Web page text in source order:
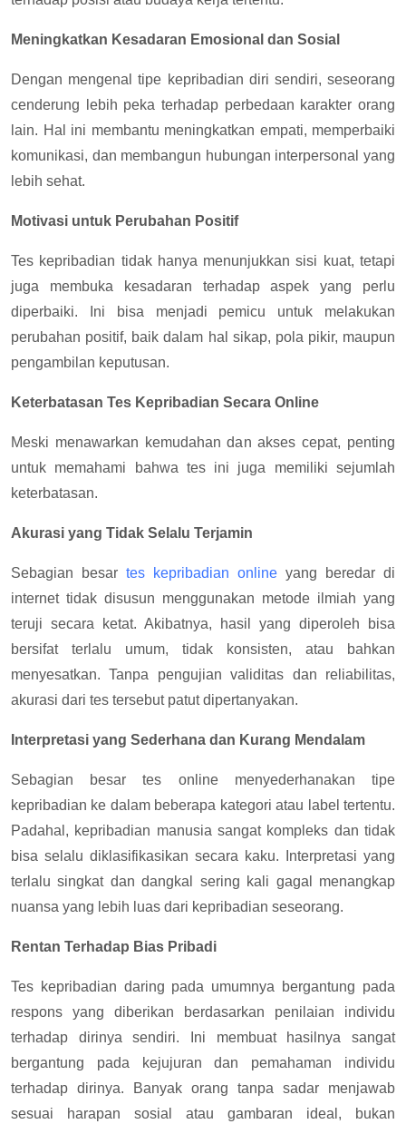
Meningkatkan Kesadaran Emosional dan Sosial
Dengan mengenal tipe kepribadian diri sendiri, seseorang
cenderung lebih peka terhadap perbedaan karakter orang
lain. Hal ini membantu meningkatkan empati, memperbaiki
komunikasi, dan membangun hubungan interpersonal yang
lebih sehat.
Motivasi untuk Perubahan Positif
Tes kepribadian tidak hanya menunjukkan sisi kuat, tetapi
juga membuka kesadaran terhadap aspek yang perlu
diperbaiki. Ini bisa menjadi pemicu untuk melakukan
perubahan positif, baik dalam hal sikap, pola pikir, maupun
pengambilan keputusan.
Keterbatasan Tes Kepribadian Secara Online
Meski menawarkan kemudahan dan akses cepat, penting
untuk memahami bahwa tes ini juga memiliki sejumlah
keterbatasan.
Akurasi yang Tidak Selalu Terjamin
Sebagian besar tes kepribadian online yang beredar di
internet tidak disusun menggunakan metode ilmiah yang
teruji secara ketat. Akibatnya, hasil yang diperoleh bisa
bersifat terlalu umum, tidak konsisten, atau bahkan
menyesatkan. Tanpa pengujian validitas dan reliabilitas,
akurasi dari tes tersebut patut dipertanyakan.
Interpretasi yang Sederhana dan Kurang Mendalam
Sebagian besar tes online menyederhanakan tipe
kepribadian ke dalam beberapa kategori atau label tertentu.
Padahal, kepribadian manusia sangat kompleks dan tidak
bisa selalu diklasifikasikan secara kaku. Interpretasi yang
terlalu singkat dan dangkal sering kali gagal menangkap
nuansa yang lebih luas dari kepribadian seseorang.
Rentan Terhadap Bias Pribadi
Tes kepribadian daring pada umumnya bergantung pada
respons yang diberikan berdasarkan penilaian individu
terhadap dirinya sendiri. Ini membuat hasilnya sangat
bergantung pada kejujuran dan pemahaman individu
terhadap dirinya. Banyak orang tanpa sadar menjawab
sesuai harapan sosial atau gambaran ideal, bukan